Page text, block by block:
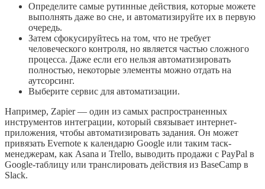
Определите самые рутинные действия, которые можете
выполнять даже во сне, и автоматизируйте их в первую
очередь.
Затем сфокусируйтесь на том, что не требует
человеческого контроля, но является частью сложного
процесса. Даже если его нельзя автоматизировать
полностью, некоторые элементы можно отдать на
аутсорсинг.
Выберите сервис для автоматизации.
Например, Zapier — один из самых распространенных
инструментов интеграции, который связывает интернет-
приложения, чтобы автоматизировать задания. Он может
привязать Evernote к календарю Google или таким таск-
менеджерам, как Asana и Trello, выводить продажи с PayPal в
Google-таблицу или транслировать действия из BaseCamp в
Slack.